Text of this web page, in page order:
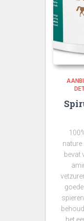
nature
bevat